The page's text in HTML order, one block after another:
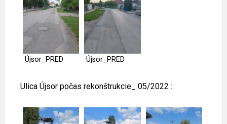
Újsor_PRED Újsor_PRED
Ulica Újsor počas rekonštrukcie_ 05/2022 :